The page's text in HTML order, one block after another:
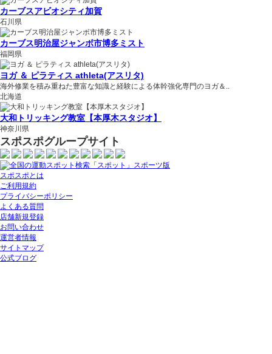
カーブスアビオシティ加賀
石川県
カーブス明治屋ジャンボ市博多ミスト
福岡県
ヨガ ＆ ピラティス athleta(アスリタ)
海外修業を積み重ねた豊富な知識と経験による体幹強化専門のヨガ＆..
北海道
大和トリッキング教室【本厚木スタジオ】
神奈川県
スポスポグループサイト
スポスポとは
ご利用規約
プライバシーポリシー
よくある質問
店舗新規登録
お問い合わせ
運営者情報
サイトマップ
公式ブログ